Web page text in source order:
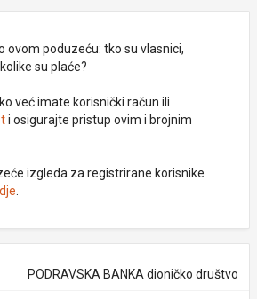
ovom poduzeću: tko su vlasnici,
su plaće?
već imate korisnički račun ili
i osigurajte pristup ovim i brojnim
izgleda za registrirane korisnike
PODRAVSKA BANKA dioničko društvo